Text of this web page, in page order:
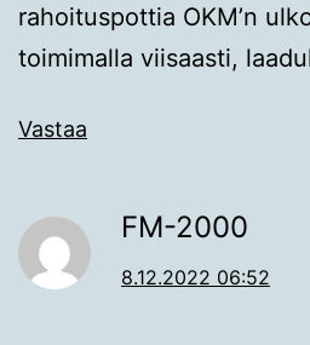
rahoituspottia OKM’n
toimimalla viisaasti,
Vastaa
FM-2000
8.12.2022 06:52